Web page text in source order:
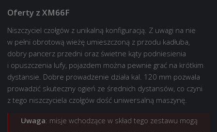
Oferty z XM66F
Niszczyciel czołgów z unikalną konfiguracją. Z uwagi na nie
w pełni obrotową wieżę umieszczoną z przodu kadłuba,
dobry pancerz przedni oraz świetne kąty podniesienia
i opuszczenia lufy, pojazdem można pewnie grać na krótkim
dystansie. Dobre prowadzenie działa kal. 120 mm pozwala
prowadzić skuteczny ogień ze średnich dystansów, co czyni
z tego niszczyciela czołgów dość uniwersalną maszynę.
Uwaga: misje wchodzące w skład tego zestawu mogą